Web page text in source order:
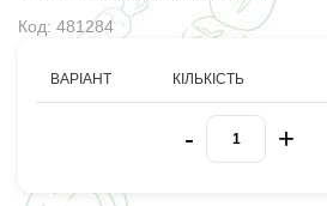
Код: 481284
ВАРІАНТ КІЛЬКІСТЬ
- +